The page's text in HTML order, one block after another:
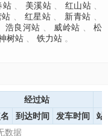
站 美溪站 红山站
站 红星站 新青站
浩良河站 威岭站
松
树站 铁力站 。
经过站
到达时间 发车时间
站
数据